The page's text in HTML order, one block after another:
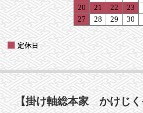
【掛け軸総本家 かけじ